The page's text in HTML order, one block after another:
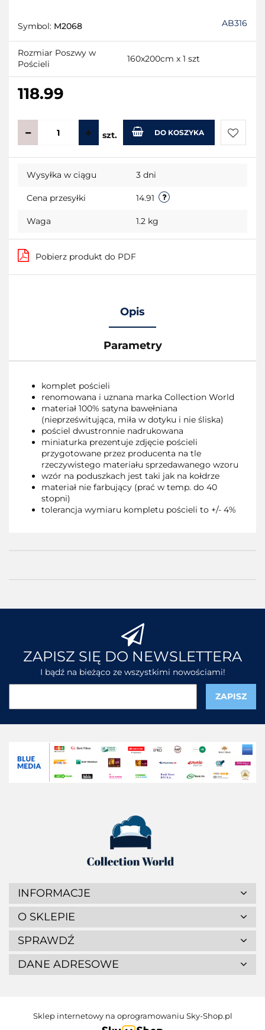
Symbol: M2068 AB316
Rozmiar Poszwy w
Pościeli
160x200cm x 1 szt
118.99
szt. DO KOSZYKA
Do
Wysyłka w ciągu 3 dni
Cena przesyłki 14.91
Waga 1.2 kg
Pobierz produkt do PDF
Opis
Parametry
komplet pościeli
renomowana i uznana marka Collection World
materiał 100% satyna bawełniana
(nieprześwitująca, miła w dotyku i nie śliska)
pościel dwustronnie nadrukowana
miniaturka prezentuje zdjęcie pościeli
przygotowane przez producenta na tle
rzeczywistego materiału sprzedawanego wzoru
wzór na poduszkach jest taki jak na kołdrze
materiał nie farbujący (prać w temp. do 40
stopni)
tolerancja wymiaru kompletu pościeli to +/- 4%
ZAPISZ SIĘ DO NEWSLETTERA
I bądź na bieżąco ze wszystkimi nowościami!
INFORMACJE
O SKLEPIE
SPRAWDŹ
DANE ADRESOWE
Sklep internetowy na oprogramowaniu Sky-Shop.pl